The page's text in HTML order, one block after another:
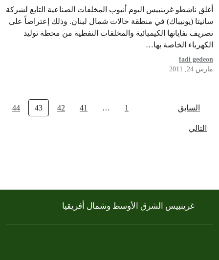
أغلق ناشطو غرينبيس اليوم أنبوب المخلفات الصناعية التابع لشركة
سانيتا (يونيباك) في منطقة حالات شمال لبنان. وذلك إعتراضاً على
تصريف نفاياتها الكيميائية والمخلفات النفطية من محطة توليد
الكهرباء الخاصة بها…
fadi gedeon
مارس 24, 2011
السابق 1
…
41
42
43
44
التالي